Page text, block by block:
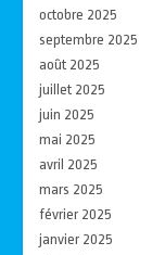
octobre 2025
septembre 2025
août 2025
juillet 2025
juin 2025
mai 2025
avril 2025
mars 2025
février 2025
janvier 2025